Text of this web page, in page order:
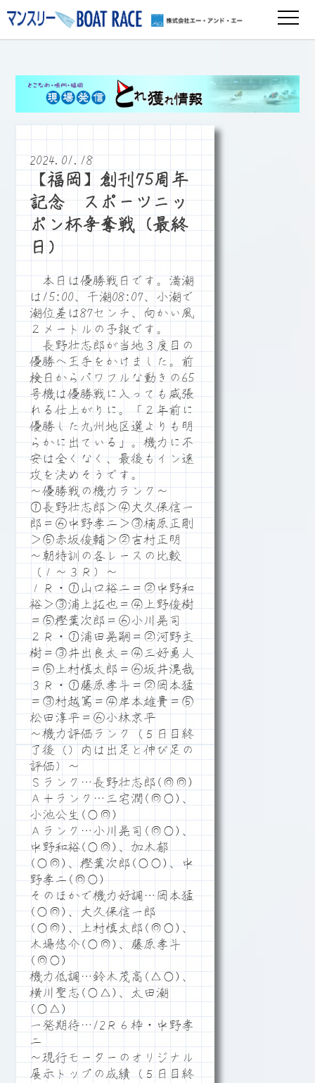
2024.01.18
【福岡】創刊75周年
記念 スポーツニッ
ポン杯争奪戦（最終
日）
本日は優勝戦日です。満潮
は15:00、干潮08:07、小潮で
潮位差は87センチ、向かい風
２メートルの予報です。
長野壮志郎が当地３度目の
優勝へ王手をかけました。前
検日からパワフルな動きの65
号機は優勝戦に入っても威張
れる仕上がりに。「２年前に
優勝した九州地区選よりも明
らかに出ている」。機力に不
安は全くなく、最後もイン速
攻を決めそうです。
～優勝戦の機力ランク～
①長野壮志郎＞④大久保信一
郎＝⑥中野孝二＞③楠原正剛
＞⑤赤坂俊輔＞②吉村正明
～朝特訓の各レースの比較
（１～３Ｒ）～
１Ｒ・①山口裕二＝②中野和
裕＞③浦上拓也＝④上野俊樹
＝⑤樫葉次郎＝⑥小川晃司
２Ｒ・①浦田晃嗣＝②河野主
樹＝③井出良太＝④三好勇人
＝⑤上村慎太郎＝⑥坂井滉哉
３Ｒ・①藤原孝斗＝②岡本猛
＝③村越篤＝④岸本雄貴＝⑤
松田淳平＝⑥小林京平
～機力評価ランク（５日目終
了後（）内は出足と伸び足の
評価）～
Ｓランク…長野壮志郎(◎◎)
Ａ＋ランク…三宅潤(◎○)、
小池公生(○◎)
Ａランク…小川晃司(◎○)、
中野和裕(○◎)、加木郁
(○◎)、樫葉次郎(○○)、中
野孝二(◎○)
そのほかで機力好調…岡本猛
(○◎)、大久保信一郎
(○◎)、上村慎太郎(◎○)、
木場悠介(○◎)、藤原孝斗
(◎○)
機力低調…鈴木茂高(△○)、
横川聖志(○△)、太田潮
(○△)
一発期待…12Ｒ６枠・中野孝
二
～現行モーターのオリジナル
展示トップの成績（５日目終